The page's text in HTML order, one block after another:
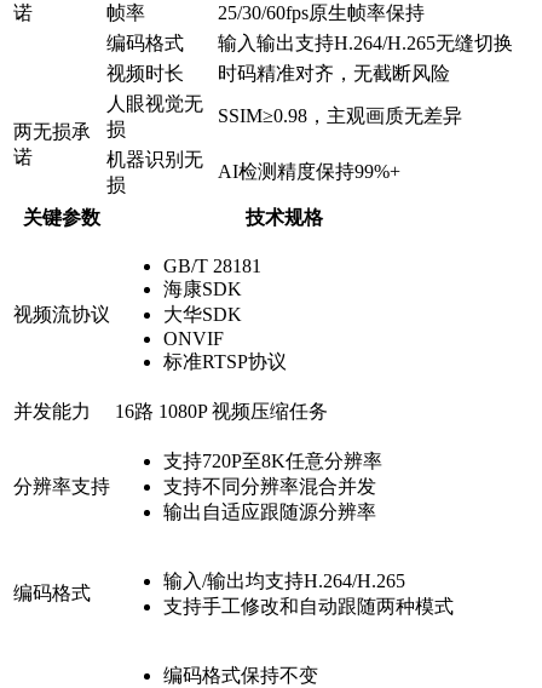
诺
帧率
25/30/60fps原生帧率保持
编码格式
输入输出支持H.264/H.265无缝切换
视频时长
时码精准对齐，无截断风险
两无损承
诺
人眼视觉无
损
SSIM≥0.98，主观画质无差异
机器识别无
损
AI检测精度保持99%+
关键参数 技术规格
视频流协议
GB/T 28181
海康SDK
大华SDK
ONVIF
标准RTSP协议
并发能力 16路 1080P 视频压缩任务
分辨率支持
支持720P至8K任意分辨率
支持不同分辨率混合并发
输出自适应跟随源分辨率
编码格式
输入/输出均支持H.264/H.265
支持手工修改和自动跟随两种模式
编码格式保持不变